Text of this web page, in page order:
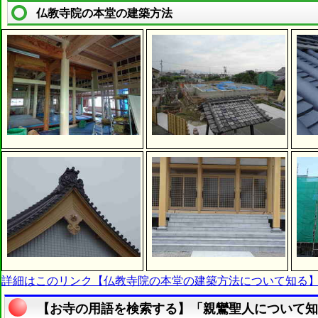
仏教寺院の本堂の建築方法
詳細はこのリンク【仏教寺院の本堂の建築方法について知る
【お寺の用語を検索する】「親鸞聖人について